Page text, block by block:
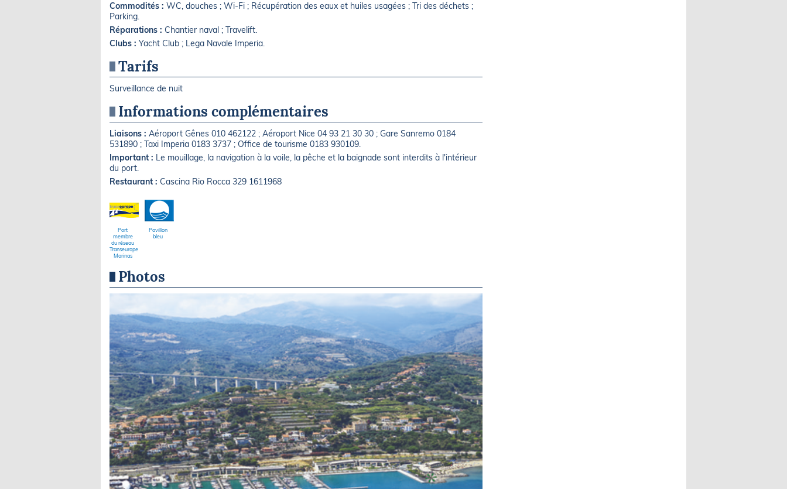
Commodités : WC, douches ; Wi-Fi ; Récupération des eaux et huiles usagées ; Tri des déchets ;
Parking.
Réparations : Chantier naval ; Travelift.
Clubs : Yacht Club ; Lega Navale Imperia.
Tarifs
Surveillance de nuit
Informations complémentaires
Liaisons : Aéroport Gênes 010 462122 ; Aéroport Nice 04 93 21 30 30 ; Gare Sanremo 0184
531890 ; Taxi Imperia 0183 3737 ; Office de tourisme 0183 930109.
Important : Le mouillage, la navigation à la voile, la pêche et la baignade sont interdits à l'intérieur
du port.
Restaurant : Cascina Rio Rocca 329 1611968
Port
membre
du réseau
Transeurope
Marinas
Pavillon
bleu
Photos